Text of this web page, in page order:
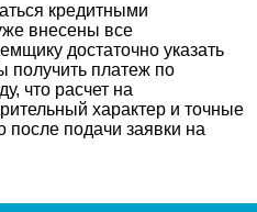
кредитными
внесены все
достаточно указать
получить платеж по
что расчет на
характер и точные
подачи заявки на